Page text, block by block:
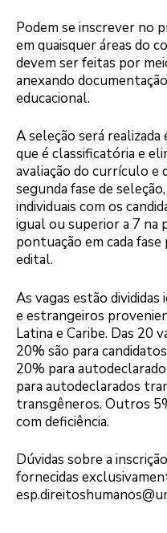
Podem se inscrever no
em quaisquer áreas do
devem ser feitas por
anexando
educacional.
A seleção será realizada
que é classificatória e
avaliação do currículo e
segunda fase de
individuais com os
igual ou superior a 7 na
pontuação em cada
edital.
As vagas estão
e estrangeiros
Latina e Caribe. Das 20
20% são para
20% para
para autodeclarados
transgêneros. Outros
com deficiência.
Dúvidas sobre a
fornecidas